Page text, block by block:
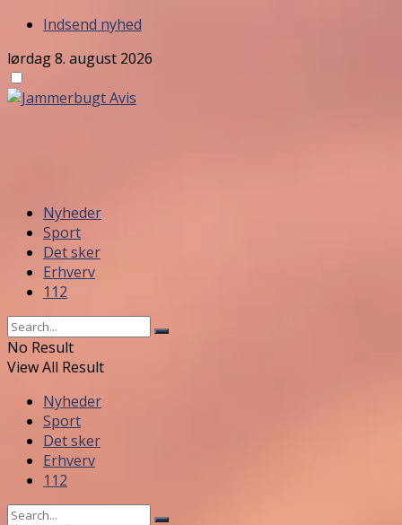
Indsend nyhed
lørdag 8. august 2026
Nyheder
Sport
Det sker
Erhverv
112
No Result
View All Result
Nyheder
Sport
Det sker
Erhverv
112